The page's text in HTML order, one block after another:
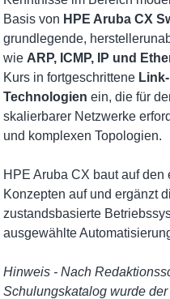
Basis von HPE Aruba CX
grundlegende,
wie ARP, ICMP, IP und
Kurs in fortgeschrittene
Technologien ein, die für
skalierbarer Netzwerke
und komplexen Topologien.
HPE Aruba CX baut auf
Konzepten auf und ergänzt
zustandsbasierte
ausgewählte
Hinweis - Nach
Schulungskatalog wurde